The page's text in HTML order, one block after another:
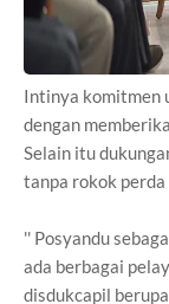
Intinya komitmen
dengan
Selain itu
tanpa rokok perda
'' Posyandu
ada berbagai
disdukcapil